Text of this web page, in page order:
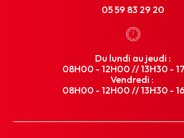
05 59 83 29 20
Du lundi au jeudi :
08H00 - 12H00 // 13H30 -
Vendredi :
08H00 - 12H00 // 13H30 -